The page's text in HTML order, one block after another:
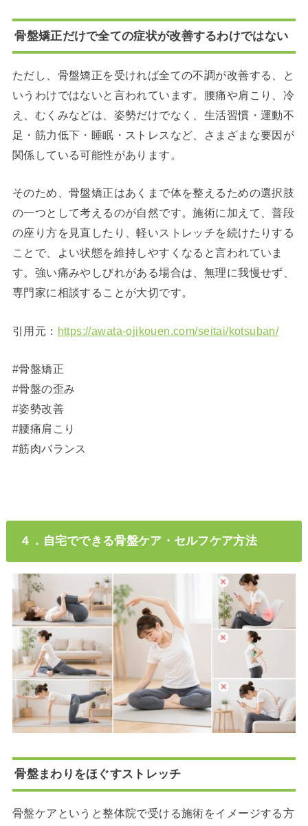
骨盤矯正だけで全ての症状が改善するわけではない
ただし、骨盤矯正を受ければ全ての不調が改善する、と
いうわけではないと言われています。腰痛や肩こり、冷
え、むくみなどは、姿勢だけでなく、生活習慣・運動不
足・筋力低下・睡眠・ストレスなど、さまざまな要因が
関係している可能性があります。
そのため、骨盤矯正はあくまで体を整えるための選択肢
の一つとして考えるのが自然です。施術に加えて、普段
の座り方を見直したり、軽いストレッチを続けたりする
ことで、よい状態を維持しやすくなると言われていま
す。強い痛みやしびれがある場合は、無理に我慢せず、
専門家に相談することが大切です。
引用元： https://awata-ojikouen.com/seitai/kotsuban/
#骨盤矯正
#骨盤の歪み
#姿勢改善
#腰痛肩こり
#筋肉バランス
４．自宅でできる骨盤ケア・セルフケア方法
骨盤まわりをほぐすストレッチ
骨盤ケアというと整体院で受ける施術をイメージする方